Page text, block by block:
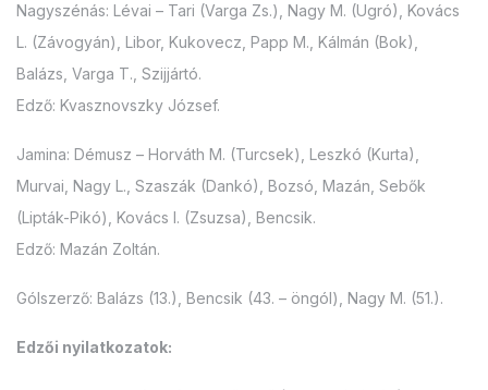
Nagyszénás: Lévai – Tari (Varga Zs.), Nagy M. (Ugró), Kovács
L. (Závogyán), Libor, Kukovecz, Papp M., Kálmán (Bok),
Balázs, Varga T., Szijjártó.
Edző: Kvasznovszky József.
Jamina: Démusz – Horváth M. (Turcsek), Leszkó (Kurta),
Murvai, Nagy L., Szaszák (Dankó), Bozsó, Mazán, Sebők
(Lipták-Pikó), Kovács I. (Zsuzsa), Bencsik.
Edző: Mazán Zoltán.
Gólszerző: Balázs (13.), Bencsik (43. – öngól), Nagy M. (51.).
Edzői nyilatkozatok: